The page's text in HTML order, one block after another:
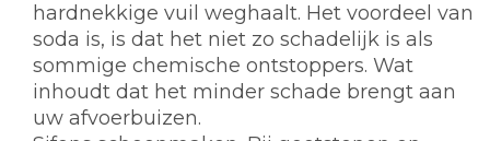
hardnekkige vuil weghaalt. Het voordeel van
soda is, is dat het niet zo schadelijk is als
sommige chemische ontstoppers. Wat
inhoudt dat het minder schade brengt aan
uw afvoerbuizen.